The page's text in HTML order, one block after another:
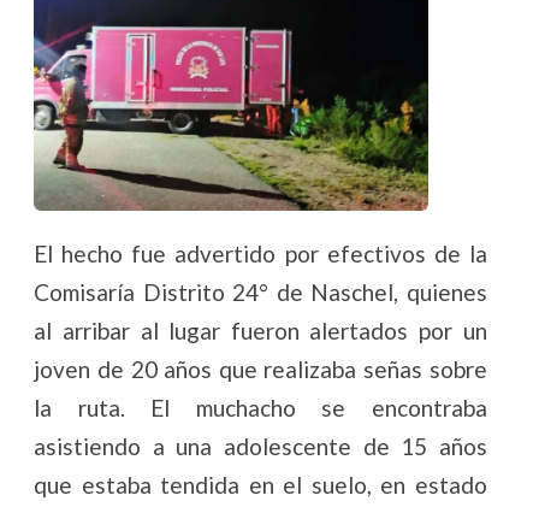
El hecho fue advertido por efectivos de la
Comisaría Distrito 24° de Naschel, quienes
al arribar al lugar fueron alertados por un
joven de 20 años que realizaba señas sobre
la ruta. El muchacho se encontraba
asistiendo a una adolescente de 15 años
que estaba tendida en el suelo, en estado